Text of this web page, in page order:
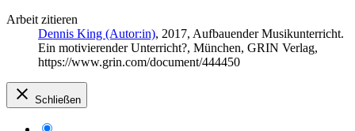
Arbeit zitieren
Dennis King (Autor:in), 2017, Aufbauender Musikunterricht.
Ein motivierender Unterricht?, München, GRIN Verlag,
https://www.grin.com/document/444450
Schließen